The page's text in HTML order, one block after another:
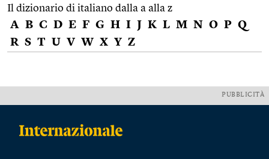
Il dizionario di italiano dalla a alla z
A B C D E F G H I J K L M N O P Q
R S T U V W X Y Z
PUBBLICITÀ